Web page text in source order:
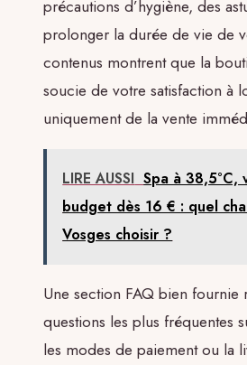
précautions d’hygiène, des
prolonger la durée de vie de
contenus montrent que la
soucie de votre satisfaction à
uniquement de la vente
LIRE AUSSI Spa à 38,5°C,
budget dès 16 € : quel
Vosges choisir ?
Une section FAQ bien fournie
questions les plus fréquentes
les modes de paiement ou la